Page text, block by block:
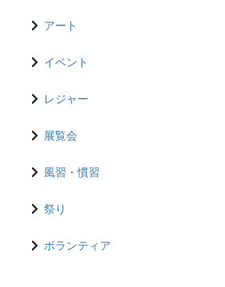
アート
イベント
レジャー
展覧会
風習・慣習
祭り
ボランティア